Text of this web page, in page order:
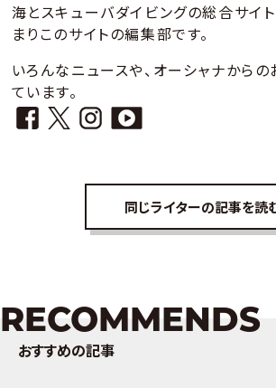
海とスキューバダイビングの総合サイト
まりこのサイトの編集部です。
いろんなニュースや、オーシャナから
ています。
同じライターの記事を読
RECOMMENDS
おすすめの記事